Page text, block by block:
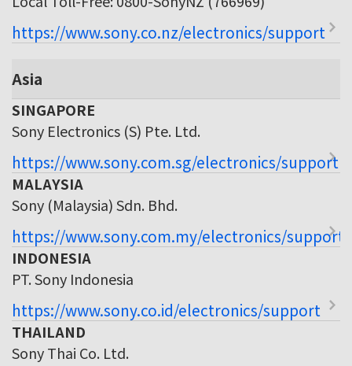
https://www.sony.co.nz/electronics/support
Asia
SINGAPORE
Sony Electronics (S) Pte. Ltd.
https://www.sony.com.sg/electronics/support
MALAYSIA
Sony (Malaysia) Sdn. Bhd.
https://www.sony.com.my/electronics/support
INDONESIA
PT. Sony Indonesia
https://www.sony.co.id/electronics/support
THAILAND
Sony Thai Co. Ltd.